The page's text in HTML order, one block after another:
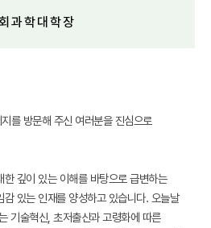
과학대학장
를 방문해 주신 여러분을 진심으로
깊이 있는 이해를 바탕으로 급변하는
있는 인재를 양성하고 있습니다. 오늘날
기술혁신, 초저출산과 고령화에 따른